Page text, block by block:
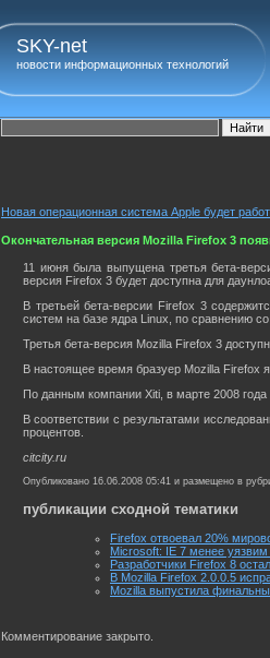
SKY-net
новости информационных технологий
Новая операционная система Apple будет
Окончательная версия Mozilla Firefox 3
11 июня была выпущена третья бета-
версия Firefox 3 будет доступна для
В третьей бета-версии Firefox 3
систем на базе ядра Linux, по сравнению
Третья бета-версия Mozilla Firefox 3
В настоящее время бразуер Mozilla Firefox
По данным компании Xiti, в марте 2008 года
В соответствии с результатами
процентов.
citcity.ru
Опубликовано 16.06.2008 05:41 и размещено в
публикации сходной тематики
Firefox отвоевал 20%
Microsoft: IE 7 менее
Разработчики Firefox 8
В Mozilla Firefox 2.0.0.5
Mozilla выпустила
Комментирование закрыто.